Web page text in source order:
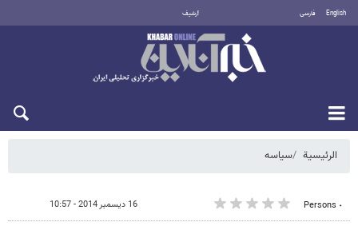
English فارسی أرشيف
الرئيسية سیاسه
٠ Persons 16 ديسمبر 2014 - 10:57